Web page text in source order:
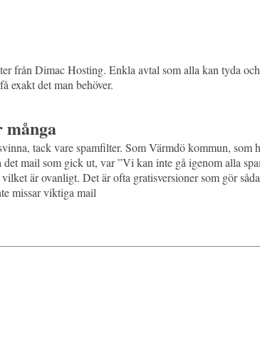
från Dimac Hosting. Enkla avtal som alla kan tyda
exakt det man behöver.
många
tack vare spamfilter. Som Värmdö kommun, som
mail som gick ut, var ”Vi kan inte gå igenom alla
är ovanligt. Det är ofta gratisversioner som gör
missar viktiga mail